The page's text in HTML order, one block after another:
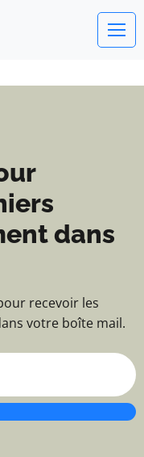
des
dans
recevoir les
votre boîte mail.